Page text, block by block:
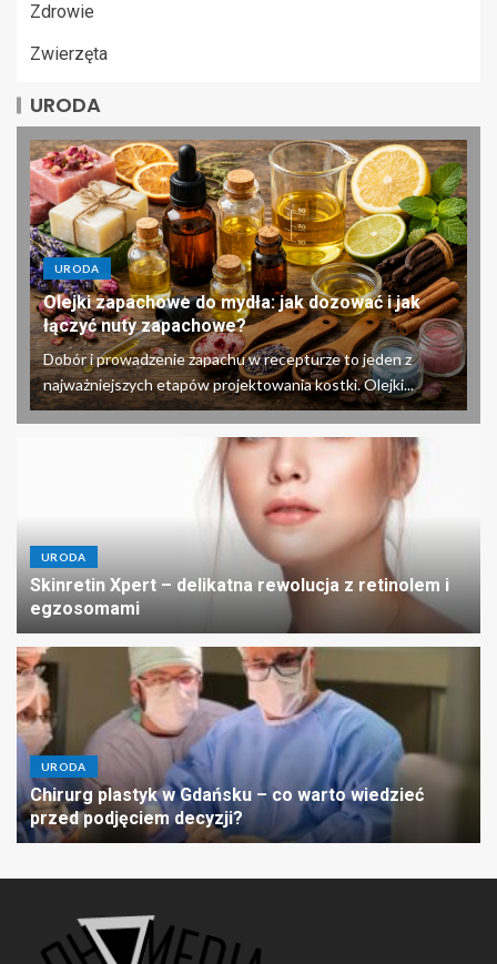
Zdrowie
Zwierzęta
URODA
URODA
Olejki zapachowe do mydła: jak dozować i jak
łączyć nuty zapachowe?
Dobór i prowadzenie zapachu w recepturze to jeden z
najważniejszych etapów projektowania kostki. Olejki...
URODA
Skinretin Xpert – delikatna rewolucja z retinolem i
egzosomami
URODA
Chirurg plastyk w Gdańsku – co warto wiedzieć
przed podjęciem decyzji?